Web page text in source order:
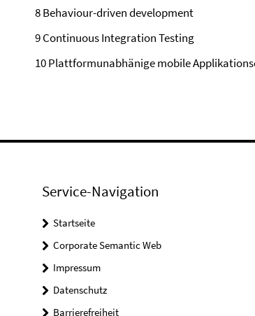
8 Behaviour-driven development
9 Continuous Integration Testing
10 Plattformunabhänige mobile
Service-Navigation
Startseite
Corporate Semantic Web
Impressum
Datenschutz
Barrierefreiheit